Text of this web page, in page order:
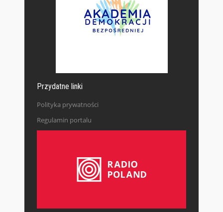
Przydatne linki
Polityka prywatności
Regulamin portalu